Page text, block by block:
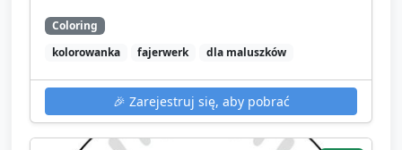
Coloring
kolorowanka
fajerwerk dla maluszków
🎉 Zarejestruj się, aby pobrać